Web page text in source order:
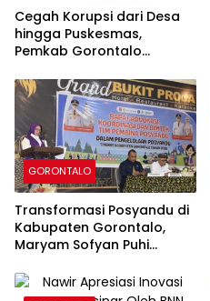
Cegah Korupsi dari Desa
hingga Puskesmas,
Pemkab Gorontalo
terhadap Pungli
GORONTALO
Transformasi Posyandu di
Kabupaten Gorontalo,
Maryam Sofyan Puhi
Bidang Standar Pelayanan
Minimal